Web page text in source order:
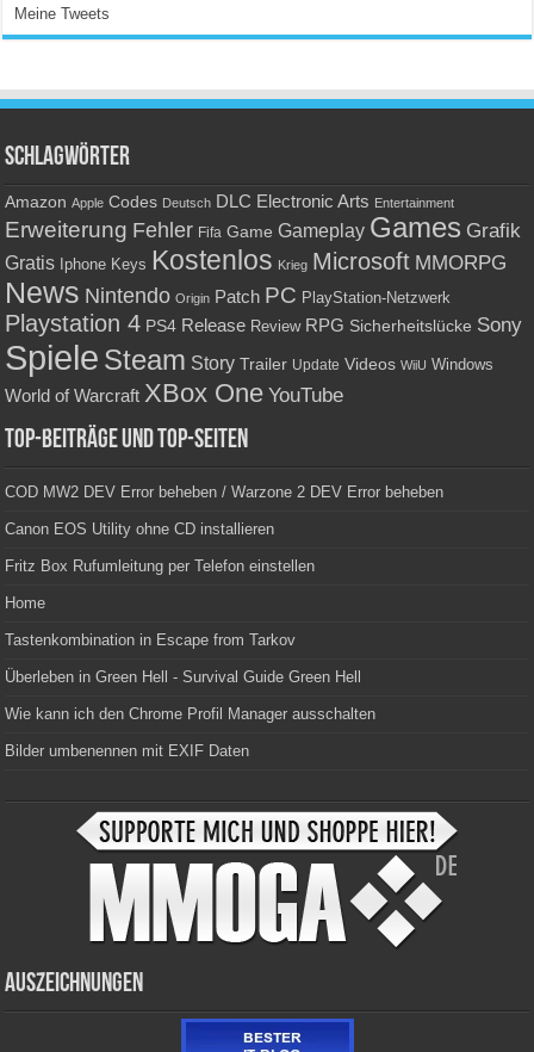
Meine Tweets
Schlagwörter
Amazon Apple Codes Deutsch DLC Electronic Arts Entertainment
Erweiterung Fehler Fifa Game Gameplay Games Grafik
Gratis Iphone Keys Kostenlos Krieg Microsoft MMORPG
News Nintendo Origin Patch PC PlayStation-Netzwerk
Playstation 4 PS4 Release Review RPG Sicherheitslücke Sony
Spiele Steam Story Trailer Update Videos WiiU Windows
World of Warcraft XBox One YouTube
Top-Beiträge und Top-Seiten
COD MW2 DEV Error beheben / Warzone 2 DEV Error beheben
Canon EOS Utility ohne CD installieren
Fritz Box Rufumleitung per Telefon einstellen
Home
Tastenkombination in Escape from Tarkov
Überleben in Green Hell - Survival Guide Green Hell
Wie kann ich den Chrome Profil Manager ausschalten
Bilder umbenennen mit EXIF Daten
Auszeichnungen